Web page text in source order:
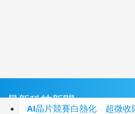
最新科技新聞
AI晶片競賽白熱化 超微收